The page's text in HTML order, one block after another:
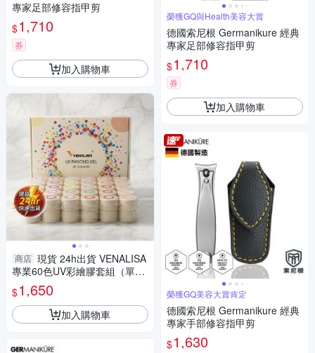
專家足部修容指甲剪
$1,710
券
加入購物車
商店 現貨 24h出貨 VENALISA
專業60色UV彩繪膠套組（單罐
5ml／美甲凝膠指甲油） 1-1
$1,650
加入購物車
榮獲GQ與Health美容大賞
德國索尼根 Germanikure 經典
專家足部修容指甲剪
$1,710
券
加入購物車
榮獲GQ美容大賞肯定
德國索尼根 Germanikure 經典
專家手部修容指甲剪
$1,630